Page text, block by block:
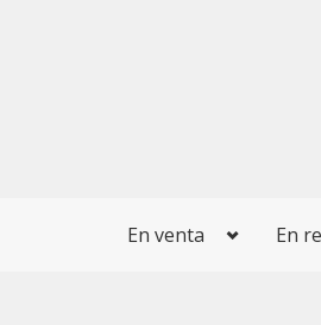
En venta En